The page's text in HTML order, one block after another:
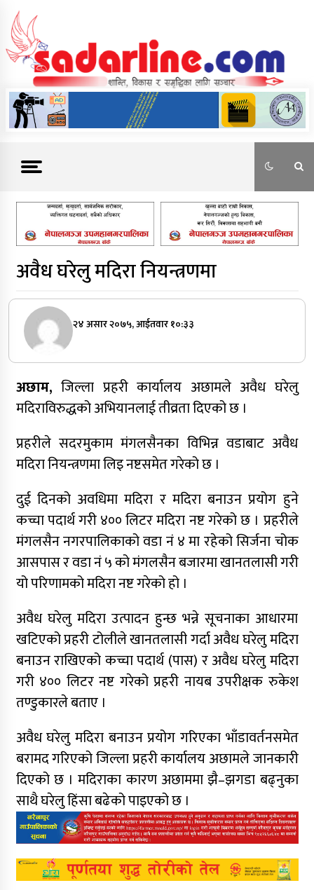
content
News For Nepal
अवैध घरेलु मदिरा नियन्त्रणमा
२४ असार २०७५, आईतवार १०:३३
अछाम, जिल्ला प्रहरी कार्यालय अछामले अवैध घरेलु
मदिराविरुद्धको अभियानलाई तीव्रता दिएको छ ।
प्रहरीले सदरमुकाम मंगलसैनका विभिन्न वडाबाट अवैध
मदिरा नियन्त्रणमा लिइ नष्टसमेत गरेको छ ।
दुई दिनको अवधिमा मदिरा र मदिरा बनाउन प्रयोग हुने
कच्चा पदार्थ गरी ४०० लिटर मदिरा नष्ट गरेको छ । प्रहरीले
मंगलसैन नगरपालिकाको वडा नं ४ मा रहेको सिर्जना चोक
आसपास र वडा नं ५ को मंगलसैन बजारमा खानतलासी गरी
यो परिणामको मदिरा नष्ट गरेको हो ।
अवैध घरेलु मदिरा उत्पादन हुन्छ भन्ने सूचनाका आधारमा
खटिएको प्रहरी टोलीले खानतलासी गर्दा अवैध घरेलु मदिरा
बनाउन राखिएको कच्चा पदार्थ (पास) र अवैध घरेलु मदिरा
गरी ४०० लिटर नष्ट गरेको प्रहरी नायब उपरीक्षक रुकेश
तण्डुकारले बताए ।
अवैध घरेलु मदिरा बनाउन प्रयोग गरिएका भाँडावर्तनसमेत
बरामद गरिएको जिल्ला प्रहरी कार्यालय अछामले जानकारी
दिएको छ । मदिराका कारण अछाममा झै–झगडा बढ्नुका
साथै घरेलु हिंसा बढेको पाइएको छ ।